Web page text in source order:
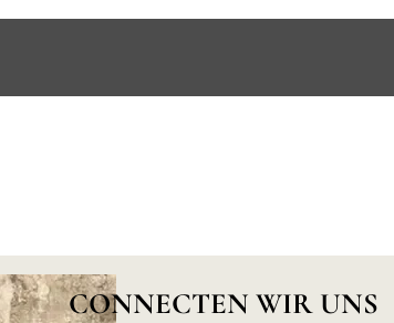
CONNECTEN WIR UNS